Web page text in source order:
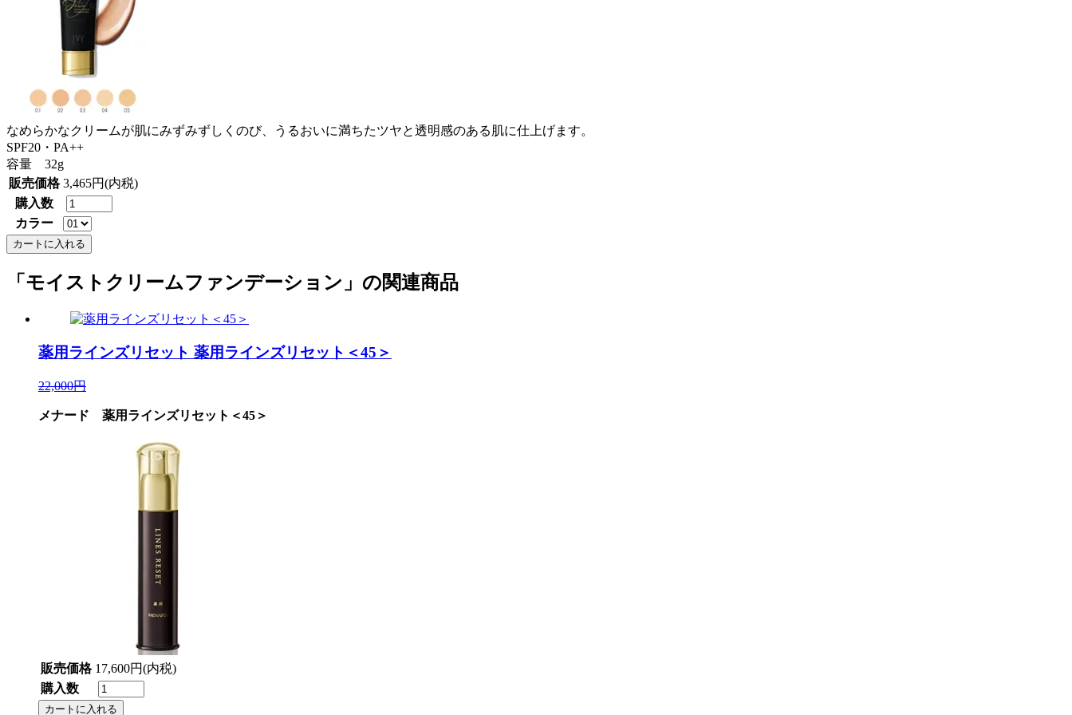
なめらかなクリームが肌にみずみずしくのび、うるおいに満ちたツヤと透明感のある肌に仕上げます。
SPF20・PA++
容量 32g
販売価格 3,465円(内税)
購入数
カラー
「モイストクリームファンデーション」の関連商品
薬用ラインズリセット 薬用ラインズリセット＜45＞
22,000円
メナード 薬用ラインズリセット＜45＞
販売価格 17,600円(内税)
購入数